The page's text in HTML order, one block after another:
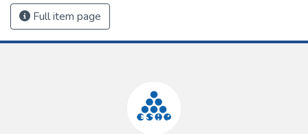
Full item page